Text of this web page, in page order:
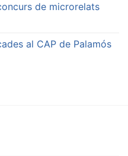
de microrelats
al CAP de Palamós